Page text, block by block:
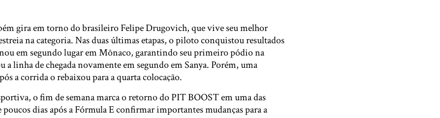
gira em torno do brasileiro Felipe Drugovich, que vive seu melhor
na categoria. Nas duas últimas etapas, o piloto conquistou resultados
em segundo lugar em Mônaco, garantindo seu primeiro pódio na
a linha de chegada novamente em segundo em Sanya. Porém, uma
a corrida o rebaixou para a quarta colocação.
o fim de semana marca o retorno do PIT BOOST em uma das
poucos dias após a Fórmula E confirmar importantes mudanças para a